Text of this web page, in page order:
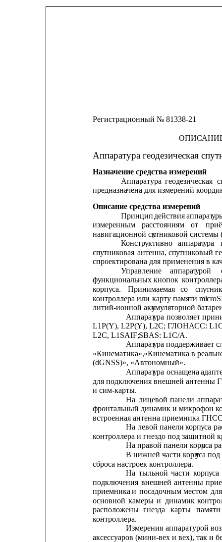
Регистрационный № 81338-21
Аппаратура геодезическая
Назначение средства измерений
Аппаратура геодезическая
предназначена для измерений
Описание средства измерений
Принцип действияаппарату
измеренным
расстояниям от
навигационной сп
утниковой
Конструктивно аппаратура
спутниковая антенна, спутниковый
спроектирована для применения в
Управление
аппаратурой
функциональных кнопок
корпуса. Принимаемая со спу
контроллера или карту памяти mi
литий-ионной акк
умуляторной
Аппаратура позволяет
L1P(Y), L2P(Y), L2C; ГЛОНАСС:
L2C, L1SAIF;SBAS: L1C/A.
Аппаратура поддерживает
«Кинематика», «Кинематика в
(dGNSS)», «Автономный».
Аппаратура оснащена
для подключения внешней
и сим-карты.
На лицевой панели
фронтальный динамик и микрофон
встроенная антенна приемника
На левой панели корпуса
контроллера и гнездо под защитной
На правой панели корп
уса
В нижней части корп
уса
сброса настроек контроллера.
На тыльной части корпуса
подключения внешней антенны
приемника и посадочным местом для
основной камеры и динамик
расположены гнезда карты
памяти
контроллера.
Измерения аппаратурой
аксессуаров (мини-вех и вех), так и